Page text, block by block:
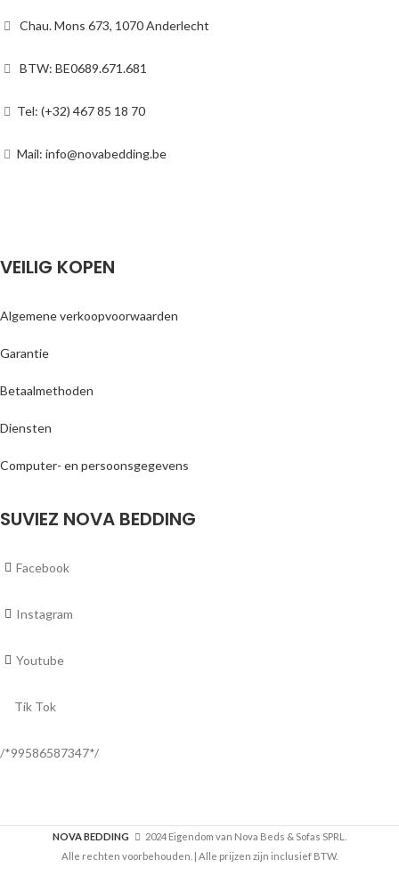
Chau. Mons 673, 1070 Anderlecht
BTW: BE0689.671.681
Tel: (+32) 467 85 18 70
Mail: info@novabedding.be
VEILIG KOPEN
Algemene verkoopvoorwaarden
Garantie
Betaalmethoden
Diensten
Computer- en persoonsgegevens
SUVIEZ NOVA BEDDING
Facebook
Instagram
Youtube
Tik Tok
/*99586587347*/
NOVA BEDDING
2024 Eigendom van Nova Beds & Sofas SPRL.
Alle rechten voorbehouden. | Alle prijzen zijn inclusief BTW.